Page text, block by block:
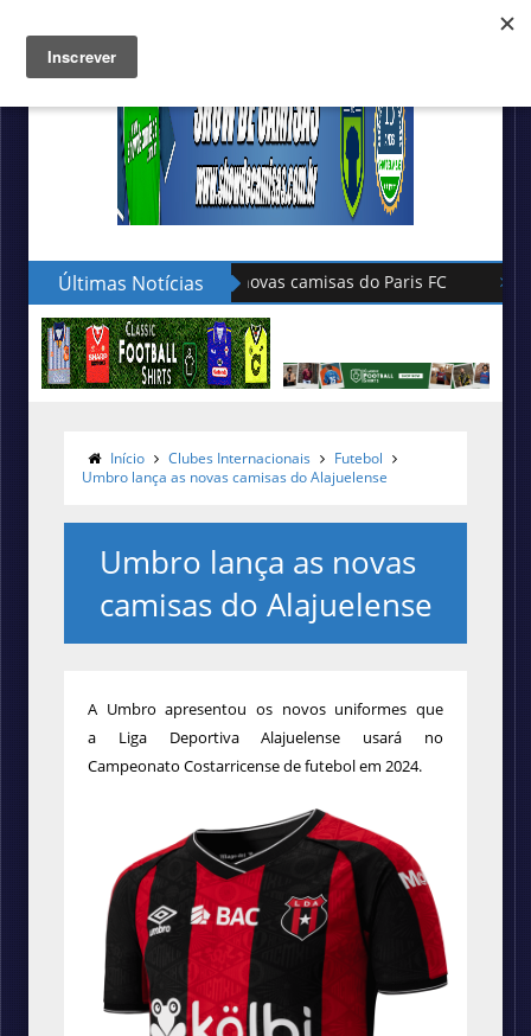
Últimas Notícias Hummel lança as novas camisas
Início Clubes Internacionais
Futebol
Umbro lança as novas camisas do Alajuelense
Umbro lança as novas
camisas do Alajuelense
A Umbro apresentou os novos uniformes que
a Liga Deportiva Alajuelense usará no
Campeonato Costarricense de futebol em 2024.